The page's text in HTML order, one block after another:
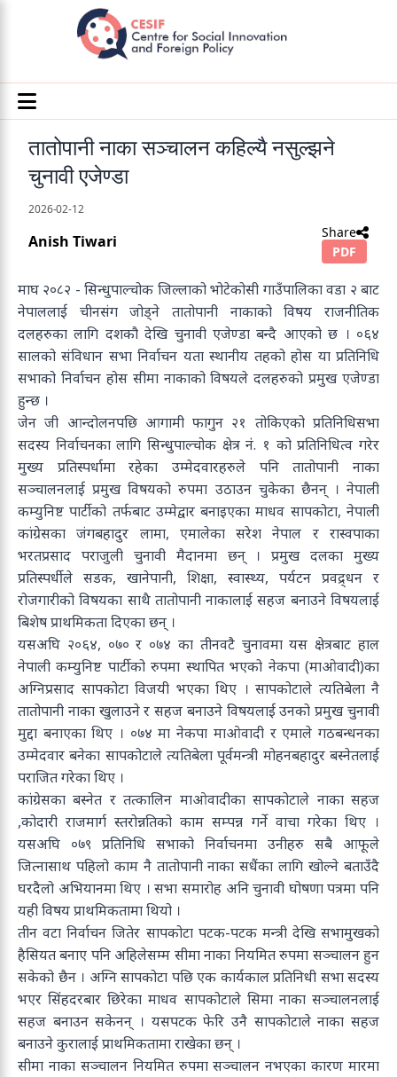
तातोपानी नाका सञ्चालन कहिल्यै नसुल्झने
चुनावी एजेण्डा
2026-02-12
Anish Tiwari
Share
PDF
माघ २०८२ - सिन्धुपाल्चोक जिल्लाको भोटेकोसी गाउँपालिका वडा २ बाट
नेपाललाई चीनसंग जोड्ने तातोपानी नाकाको विषय राजनीतिक
दलहरुका लागि दशकौ देखि चुनावी एजेण्डा बन्दै आएको छ । ०६४
सालको संविधान सभा निर्वाचन यता स्थानीय तहको होस या प्रतिनिधि
सभाको निर्वाचन होस सीमा नाकाको विषयले दलहरुको प्रमुख एजेण्डा
हुन्छ ।
जेन जी आन्दोलनपछि आगामी फागुन २१ तोकिएको प्रतिनिधिसभा
सदस्य निर्वाचनका लागि सिन्धुपाल्चोक क्षेत्र नंं. १ को प्रतिनिधित्व गरेर
मुख्य प्रतिस्पर्धामा रहेका उम्मेदवारहरुले पनि तातोपानी नाका
सञ्चालनलाई प्रमुख विषयको रुपमा उठाउन चुकेका छैनन् । नेपाली
कम्युनिष्ट पार्टीको तर्फबाट उम्मेद्वार बनाइएका माधव सापकोटा, नेपाली
कांग्रेसका जंगबहादुर लामा, एमालेका सरेश नेपाल र रास्वपाका
भरतप्रसाद पराजुली चुनावी मैदानमा छन् । प्रमुख दलका मुख्य
प्रतिस्पर्धीले सडक, खानेपानी, शिक्षा, स्वास्थ्य, पर्यटन प्रवद्र्धन र
रोजगारीको विषयका साथै तातोपानी नाकालाई सहज बनाउने विषयलाई
बिशेष प्राथमिकता दिएका छन् ।
यसअघि २०६४, ०७० र ०७४ का तीनवटै चुनावमा यस क्षेत्रबाट हाल
नेपाली कम्युनिष्ट पार्टीको रुपमा स्थापित भएको नेकपा (माओवादी)का
अग्निप्रसाद सापकोटा विजयी भएका थिए । सापकोटाले त्यतिबेला नै
तातोपानी नाका खुलाउने र सहज बनाउने विषयलाई उनको प्रमुख चुनावी
मुद्दा बनाएका थिए । ०७४ मा नेकपा माओवादी र एमाले गठबन्धनका
उम्मेदवार बनेका सापकोटाले त्यतिबेला पूर्वमन्त्री मोहनबहादुर बस्नेतलाई
पराजित गरेका थिए ।
कांग्रेसका बस्नेत र तत्कालिन माओवादीका सापकोटाले नाका सहज
,कोदारी राजमार्ग स्तरोन्नतिको काम सम्पन्न गर्ने वाचा गरेका थिए ।
यसअघि ०७९ प्रतिनिधि सभाको निर्वाचनमा उनीहरु सबै आफूले
जित्नासाथ पहिलो काम नै तातोपानी नाका सधैंका लागि खोल्ने बताउँदै
घरदैलो अभियानमा थिए । सभा समारोह अनि चुनावी घोषणा पत्रमा पनि
यही विषय प्राथमिकतामा थियो ।
तीन वटा निर्वाचन जितेर सापकोटा पटक-पटक मन्त्री देखि सभामुखको
हैसियत बनाए पनि अहिलेसम्म सीमा नाका नियमित रुपमा सञ्चालन हुन
सकेको छैन । अग्नि सापकोटा पछि एक कार्यकाल प्रतिनिधी सभा सदस्य
भएर सिंहदरबार छिरेका माधव सापकोटाले सिमा नाका सञ्चालनलाई
सहज बनाउन सकेनन् । यसपटक फेरि उनै सापकोटाले नाका सहज
बनाउने कुरालाई प्राथमिकतामा राखेका छन् ।
सीमा नाका सञ्चालन नियमित रुपमा सञ्चालन नभएका कारण मारमा